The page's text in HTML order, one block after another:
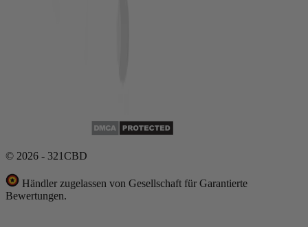
© 2026 - 321CBD
Händler zugelassen von Gesellschaft für Garantierte
Bewertungen.